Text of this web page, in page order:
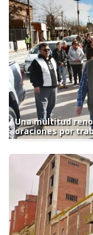
Una multitud
oraciones por